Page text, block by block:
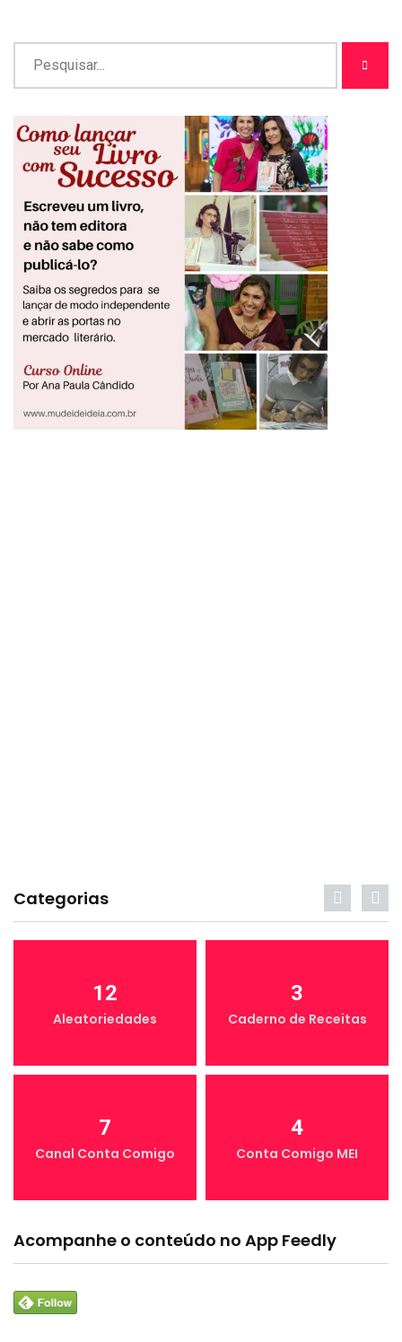
Categorias
12
Aleatoriedades
3
Caderno de Receitas
7
Canal Conta Comigo
4
Conta Comigo MEI
Acompanhe o conteúdo no App Feedly